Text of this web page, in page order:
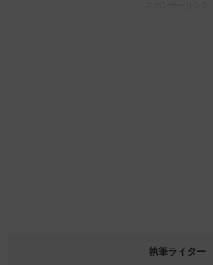
執筆ライター